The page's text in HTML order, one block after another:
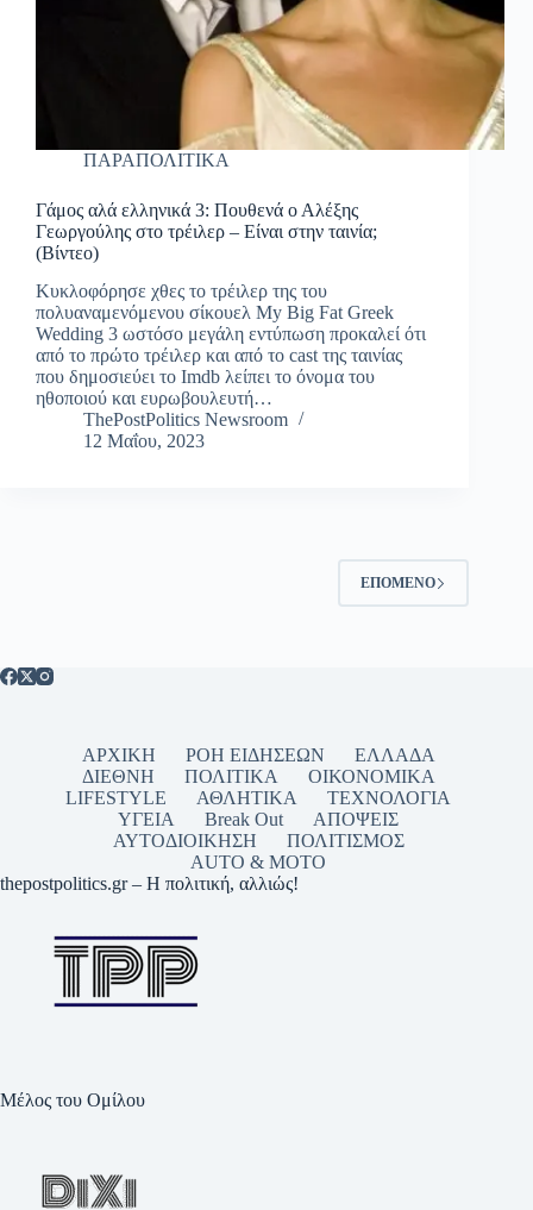
ΠΑΡΑΠΟΛΙΤΙΚΑ
Γάμος αλά ελληνικά 3: Πουθενά ο Αλέξης
Γεωργούλης στο τρέιλερ – Είναι στην ταινία;
(Βίντεο)
Κυκλοφόρησε χθες το τρέιλερ της του
πολυαναμενόμενου σίκουελ My Big Fat Greek
Wedding 3 ωστόσο μεγάλη εντύπωση προκαλεί ότι
από το πρώτο τρέιλερ και από το cast της ταινίας
που δημοσιεύει το Imdb λείπει το όνομα του
ηθοποιού και ευρωβουλευτή…
ThePostPolitics Newsroom
12 Μαΐου, 2023
ΕΠΌΜΕΝΟ
ΑΡΧΙΚΗ ΡΟΗ ΕΙΔΗΣΕΩΝ
ΕΛΛΑΔΑ
ΔΙΕΘΝΗ
ΠΟΛΙΤΙΚΑ
ΟΙΚΟΝΟΜΙΚΑ
LIFESTYLE
ΑΘΛΗΤΙΚΑ
ΤΕΧΝΟΛΟΓΙΑ
ΥΓΕΙΑ
Break Out
ΑΠΟΨΕΙΣ
ΑΥΤΟΔΙΟΙΚΗΣΗ
ΠΟΛΙΤΙΣΜΟΣ
AUTO & MOTO
thepostpolitics.gr – Η πολιτική, αλλιώς!
Μέλος του Ομίλου